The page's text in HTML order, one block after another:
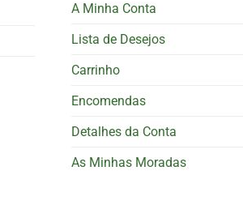
A Minha Conta
Lista de Desejos
Carrinho
Encomendas
Detalhes da Conta
As Minhas Moradas